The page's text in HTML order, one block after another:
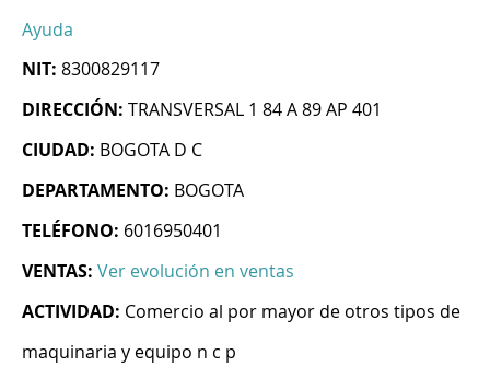
Ayuda
NIT: 8300829117
DIRECCIÓN: TRANSVERSAL 1 84 A 89 AP 401
CIUDAD: BOGOTA D C
DEPARTAMENTO: BOGOTA
TELÉFONO: 6016950401
VENTAS: Ver evolución en ventas
ACTIVIDAD: Comercio al por mayor de otros tipos de
maquinaria y equipo n c p